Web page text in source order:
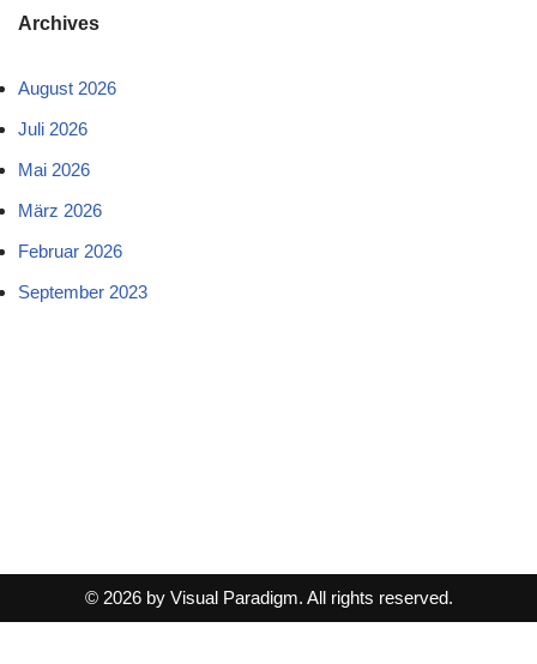
Archives
August 2026
Juli 2026
Mai 2026
März 2026
Februar 2026
September 2023
© 2026 by Visual Paradigm. All rights reserved.